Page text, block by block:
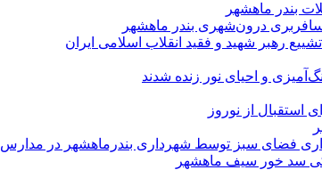
بندر ماهشهر
رهبر شهید و فقید انقلاب اسلامی ایران
و احیای نور زنده شدند
استقبال از نوروز
فضای سبز توسط شهرداری بندرماهشهر در مدارس
سد خور سیف ماهشهر